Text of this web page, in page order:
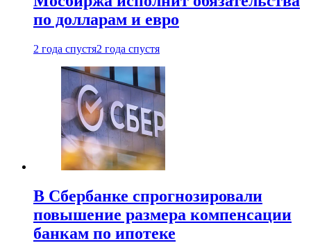
по долларам и евро
2 года спустя2 года спустя
В Сбербанке спрогнозировали
повышение размера компенсации
банкам по ипотеке